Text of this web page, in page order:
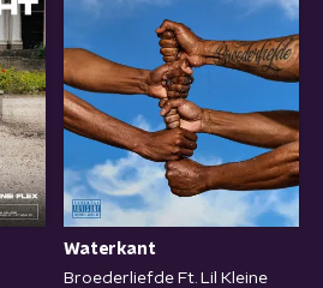
Waterkant
Broederliefde Ft. Lil Kleine